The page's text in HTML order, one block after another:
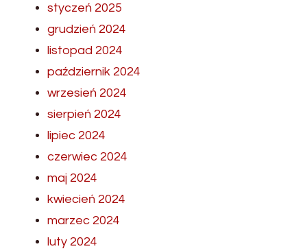
styczeń 2025
grudzień 2024
listopad 2024
październik 2024
wrzesień 2024
sierpień 2024
lipiec 2024
czerwiec 2024
maj 2024
kwiecień 2024
marzec 2024
luty 2024